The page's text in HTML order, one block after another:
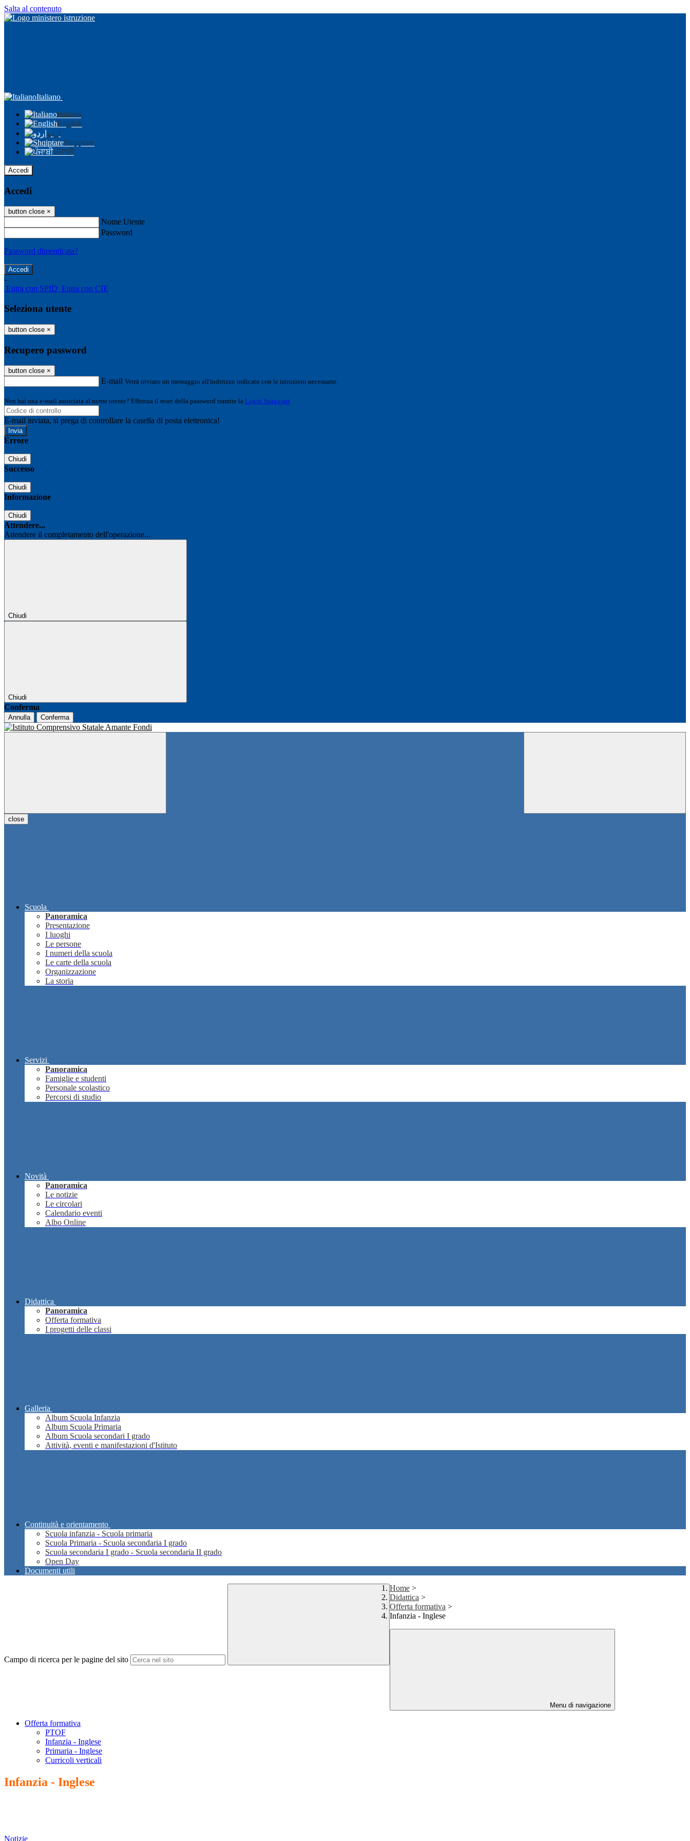
Salta al contenuto
Italiano
Italiano
English
اردو
Shqiptare
ਪੰਜਾਬੀ
Accedi
Accedi
button close ×
Nome Utente
Password
Password dimenticata?
-
Entra con SPID Entra con CIE
Seleziona utente
button close ×
Recupero password
button close ×
E-mail Verrà inviato un messaggio all'indirizzo indicato con le istruzioni necessarie.
Non hai una e-mail associata al nome utente? Effettua il reset della password tramite la Login Spaggiari
E-mail inviata, si prega di controllare la casella di posta elettronica!
Errore
Chiudi
Successo
Chiudi
Informazione
Chiudi
Attendere...
Attendere il completamento dell'operazione...
Chiudi
Chiudi
Conferma
Annulla Conferma
close
Scuola
Panoramica
Presentazione
I luoghi
Le persone
I numeri della scuola
Le carte della scuola
Organizzazione
La storia
Servizi
Panoramica
Famiglie e studenti
Personale scolastico
Percorsi di studio
Novità
Panoramica
Le notizie
Le circolari
Calendario eventi
Albo Online
Didattica
Panoramica
Offerta formativa
I progetti delle classi
Galleria
Album Scuola Infanzia
Album Scuola Primaria
Album Scuola secondari I grado
Attività, eventi e manifestazioni d'Istituto
Continuità e orientamento
Scuola infanzia - Scuola primaria
Scuola Primaria - Scuola secondaria I grado
Scuola secondaria I grado - Scuola secondaria II grado
Open Day
Documenti utili
Campo di ricerca per le pagine del sito
Home >
Didattica >
Offerta formativa >
Infanzia - Inglese
Menu di navigazione
Offerta formativa
PTOF
Infanzia - Inglese
Primaria - Inglese
Curricoli verticali
Infanzia - Inglese
Notizie